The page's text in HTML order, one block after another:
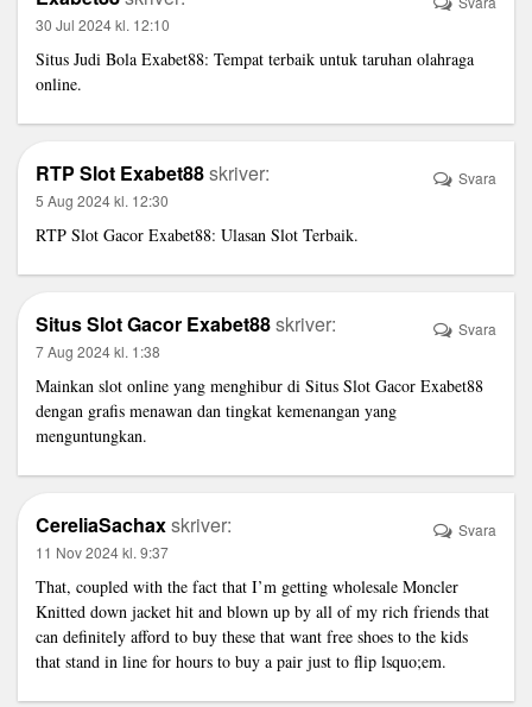
30 Jul 2024 kl. 12:10
Situs Judi Bola Exabet88: Tempat terbaik untuk taruhan olahraga
online.
RTP Slot Exabet88skriver:
5 Aug 2024 kl. 12:30
RTP Slot Gacor Exabet88: Ulasan Slot Terbaik.
Svara
Situs Slot Gacor Exabet88skriver:
7 Aug 2024 kl. 1:38
Mainkan slot online yang menghibur di Situs Slot Gacor Exabet88
dengan grafis menawan dan tingkat kemenangan yang
menguntungkan.
Svara
CereliaSachaxskriver:
11 Nov 2024 kl. 9:37
That, coupled with the fact that I’m getting wholesale Moncler
Knitted down jacket hit and blown up by all of my rich friends that
can definitely afford to buy these that want free shoes to the kids
that stand in line for hours to buy a pair just to flip lsquo;em.
Svara